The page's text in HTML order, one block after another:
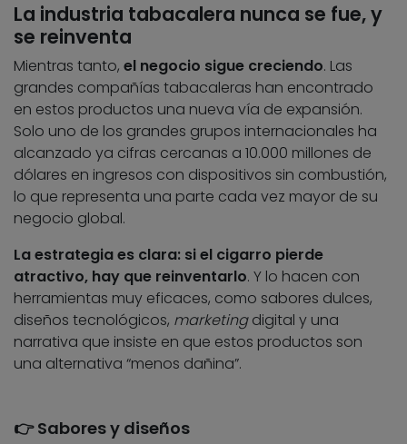
La industria tabacalera nunca se fue, y
se reinventa
Mientras tanto, el negocio sigue creciendo. Las
grandes compañías tabacaleras han encontrado
en estos productos una nueva vía de expansión.
Solo uno de los grandes grupos internacionales ha
alcanzado ya cifras cercanas a 10.000 millones de
dólares en ingresos con dispositivos sin combustión,
lo que representa una parte cada vez mayor de su
negocio global.
La estrategia es clara: si el cigarro pierde
atractivo, hay que reinventarlo. Y lo hacen con
herramientas muy eficaces, como sabores dulces,
diseños tecnológicos, marketingdigital y una
narrativa que insiste en que estos productos son
una alternativa “menos dañina”.
👉 Sabores y diseños